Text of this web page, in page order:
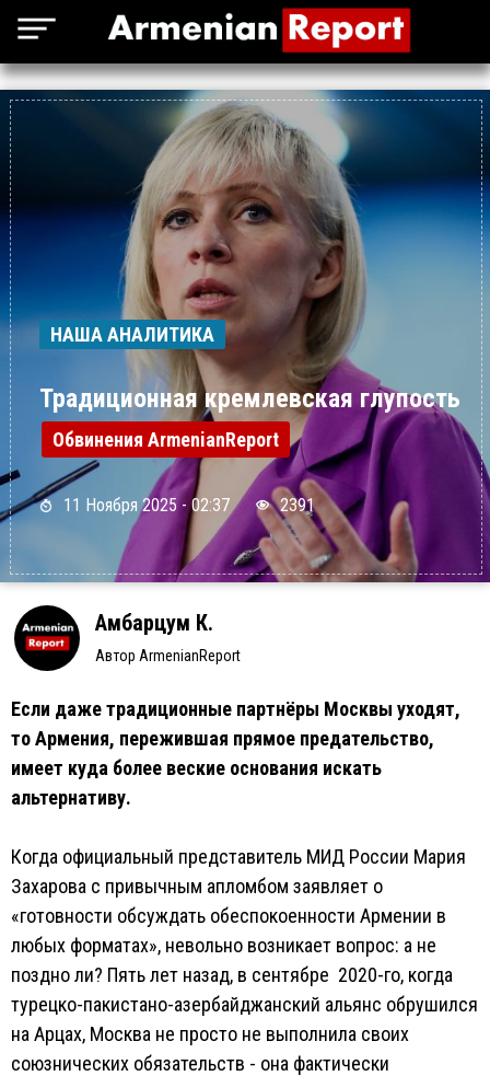
НАША АНАЛИТИКА
Традиционная кремлевская глупость
Обвинения ArmenianReport
11 Ноября 2025 - 02:37 2391
Амбарцум К.
Автор ArmenianReport
Если даже традиционные партнёры Москвы уходят,
то Армения, пережившая прямое предательство,
имеет куда более веские основания искать
альтернативу.
Когда официальный представитель МИД России Мария
Захарова с привычным апломбом заявляет о
«готовности обсуждать обеспокоенности Армении в
любых форматах», невольно возникает вопрос: а не
поздно ли? Пять лет назад, в сентябре 2020-го, когда
турецко-пакистано-азербайджанский альянс обрушился
на Арцах, Москва не просто не выполнила своих
союзнических обязательств - она фактически